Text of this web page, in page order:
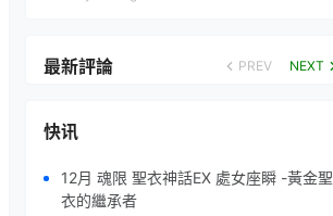
最新評論 PREV NEXT
快讯
12月 魂限 聖衣神話EX 處女座瞬 -黃金聖
衣的繼承者